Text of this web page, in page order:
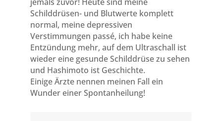
Schilddrüsen- und Blutwerte komplett
normal, meine depressiven
Verstimmungen passé, ich habe keine
Entzündung mehr, auf dem Ultraschall ist
wieder eine gesunde Schilddrüse zu sehen
und Hashimoto ist Geschichte.
Einige Ärzte nennen meinen Fall ein
Wunder einer Spontanheilung!